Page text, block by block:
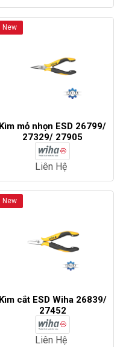
New
Kìm mỏ nhọn ESD 26799/
27329/ 27905
Liên Hệ
New
Kìm cắt ESD Wiha 26839/
27452
Liên Hệ